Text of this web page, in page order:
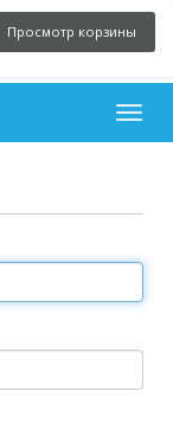
Просмотр корзины